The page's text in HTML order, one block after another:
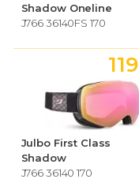
Shadow Oneline
J766 36140FS 170
Julbo First Class
Shadow
J766 36140 170
119